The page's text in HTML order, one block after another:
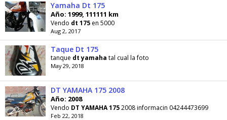
Yamaha Dt 175
Año: 1999, 111111 km
Vendo dt 175 en 5000
Aug 2, 2017
Taque Dt 175
tanque dt yamaha tal cual la foto
May 29, 2018
DT YAMAHA 175 2008
Año: 2008
Vendo DT YAMAHA1752008 informacin 04244473699
Feb 22, 2018